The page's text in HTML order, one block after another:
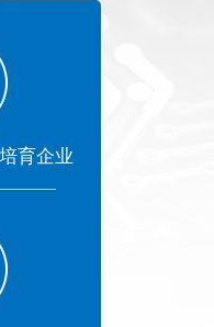
脉冲 IV 测试系统
育企业